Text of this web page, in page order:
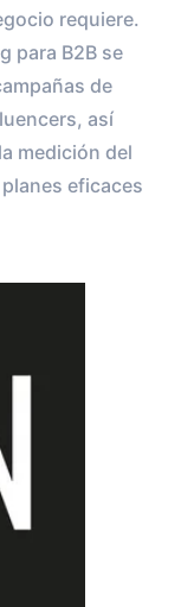
requiere.
para B2B se
de
así
medición del
eficaces